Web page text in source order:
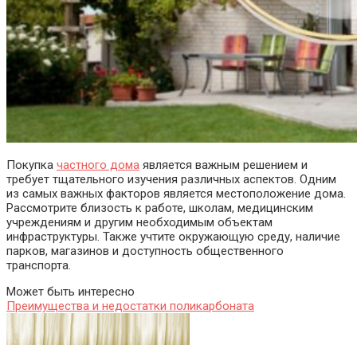
Покупка частного дома является важным решением и
требует тщательного изучения различных аспектов. Одним
из самых важных факторов является местоположение дома.
Рассмотрите близость к работе, школам, медицинским
учреждениям и другим необходимым объектам
инфраструктуры. Также учтите окружающую среду, наличие
парков, магазинов и доступность общественного
транспорта.
Может быть интересно
Преимущества и недостатки поликарбоната